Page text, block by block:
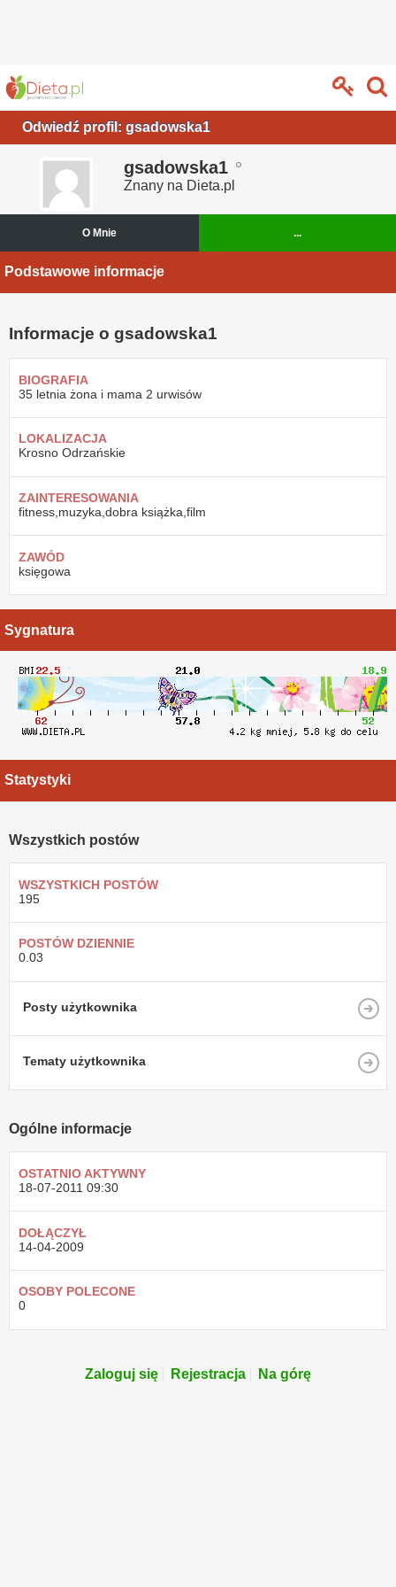
Odwiedź profil: gsadowska1
gsadowska1
Znany na Dieta.pl
O Mnie ...
Podstawowe informacje
Informacje o gsadowska1
BIOGRAFIA
35 letnia żona i mama 2 urwisów
LOKALIZACJA
Krosno Odrzańskie
ZAINTERESOWANIA
fitness,muzyka,dobra książka,film
ZAWÓD
księgowa
Sygnatura
Statystyki
Wszystkich postów
WSZYSTKICH POSTÓW
195
POSTÓW DZIENNIE
0.03
Posty użytkownika
Tematy użytkownika
Ogólne informacje
OSTATNIO AKTYWNY
18-07-2011 09:30
DOŁĄCZYŁ
14-04-2009
OSOBY POLECONE
0
Zaloguj się Rejestracja Na górę